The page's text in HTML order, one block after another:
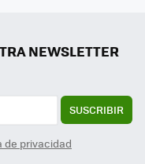
NEWSLETTER
SUSCRIBIR
de privacidad